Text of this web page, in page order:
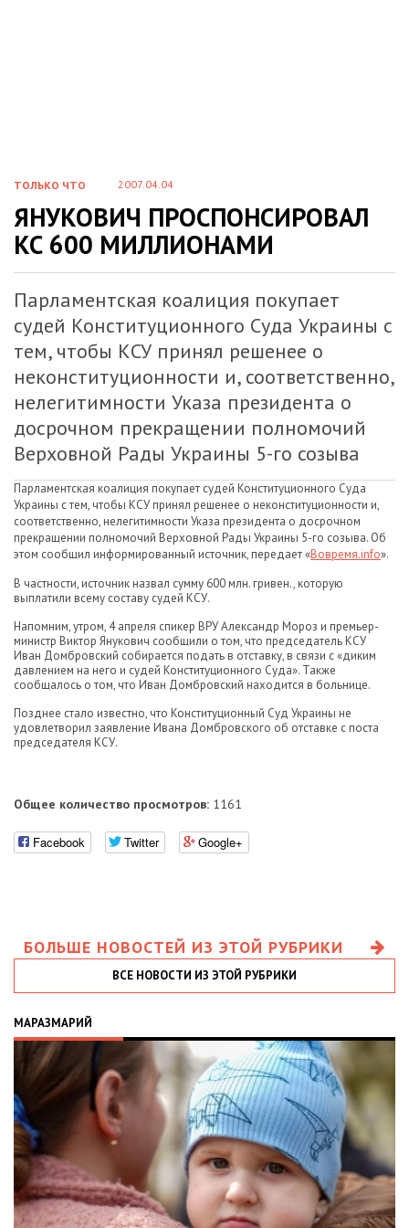
ТОЛЬКО ЧТО 2007.04.04
ЯНУКОВИЧ ПРОСПОНСИРОВАЛ
КС 600 МИЛЛИОНАМИ
Парламентская коалиция покупает
судей Конституционного Суда Украины с
тем, чтобы КСУ принял решенее о
неконституционности и, соответственно,
нелегитимности Указа президента о
досрочном прекращении полномочий
Верховной Рады Украины 5-го созыва
Парламентская коалиция покупает судей Конституционного Суда
Украины с тем, чтобы КСУ принял решенее о неконституционности и,
соответственно, нелегитимности Указа президента о досрочном
прекращении полномочий Верховной Рады Украины 5-го созыва. Об
этом cообщил информированный источник, передает «Вовремя.info».
В частности, источник назвал сумму 600 млн. гривен., которую
выплатили всему составу судей КСУ.
Напомним, утром, 4 апреля спикер ВРУ Александр Мороз и премьер-
министр Виктор Янукович сообщили о том, что председатель КСУ
Иван Домбровский собирается подать в отставку, в связи с «диким
давлением на него и судей Конституционного Суда». Также
сообщалось о том, что Иван Домбровский находится в больнице.
Позднее стало известно, что Конституционный Суд Украины не
удовлетворил заявление Ивана Домбровского об отставке с поста
председателя КСУ.
Общее количество просмотров: 1161
Facebook Twitter Google+
БОЛЬШЕ НОВОСТЕЙ ИЗ ЭТОЙ РУБРИКИ
ВСЕ НОВОСТИ ИЗ ЭТОЙ РУБРИКИ
МАРАЗМАРИЙ